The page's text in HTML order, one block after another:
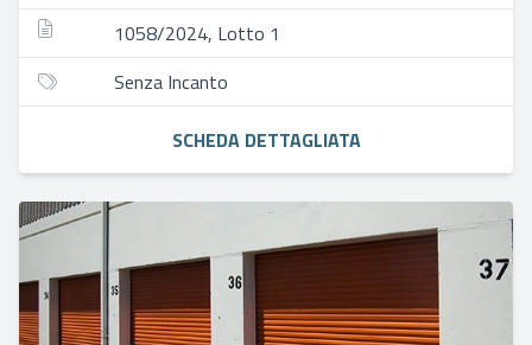
1058/2024, Lotto 1
Senza Incanto
SCHEDA DETTAGLIATA